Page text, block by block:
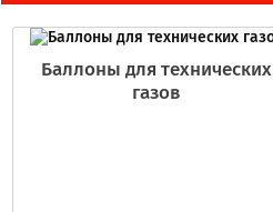
Баллоны для технических
газов